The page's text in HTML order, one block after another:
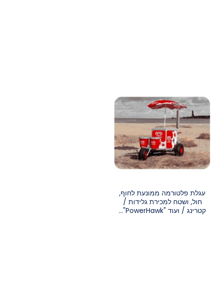
עגלת פלטורמה ממונעת לחוף,
חול, ושטח למכירת גלידות /
קטרינג / ועוד "PowerHawk"...